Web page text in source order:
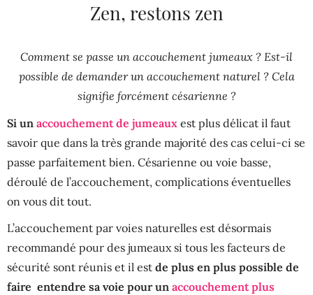
Zen, restons zen
Comment se passe un accouchement jumeaux ? Est-il
possible de demander un accouchement naturel ? Cela
signifie forcément césarienne ?
Si un accouchement de jumeaux est plus délicat il faut
savoir que dans la très grande majorité des cas celui-ci se
passe parfaitement bien. Césarienne ou voie basse,
déroulé de l’accouchement, complications éventuelles
on vous dit tout.
L’accouchement par voies naturelles est désormais
recommandé pour des jumeaux si tous les facteurs de
sécurité sont réunis et il est de plus en plus possible de
faire entendre sa voie pour un accouchement plus